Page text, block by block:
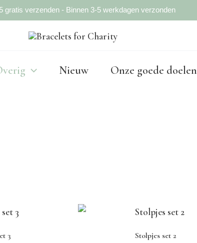
gratis verzenden - Binnen 3-5 werkdagen verzonden
Nieuw Onze goede doelen
3 Stolpjes set 2